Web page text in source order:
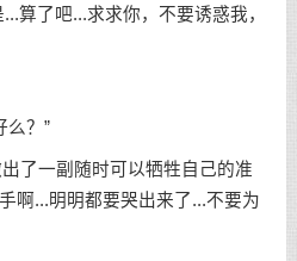
了吧...求求你，不要诱惑我，
？”
一副随时可以牺牲自己的准
啊...明明都要哭出来了...不要为